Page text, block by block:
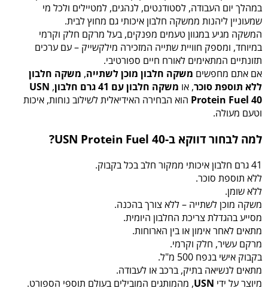
במהלך יום העבודה, לסטודנטים, לנהגים, למטיילים ולכל מי
שמעוניין ליהנות ממשקה חלבון איכותי גם מחוץ לבית.
המשקה מגיע במגוון טעמים מפנקים, בעל מרקם חלק וקרמי
במיוחד, ומספק חוויית שתייה המזכירה מילקשייק – עם ערכים
תזונתיים המתאימים לאורח חיים ספורטיבי.
אם אתם מחפשים משקה חלבון מוכן לשתייה, משקה חלבון
ללא תוספת סוכר, או משקה חלבון עם 41 גרם חלבון ,
USN
Protein Fuel 40 הוא הבחירה האידיאלית לשילוב נוחות, איכות
וטעם מעולה.
למה לבחור דווקא ב-USN Protein Fuel 40?
41 גרם חלבון איכותי ממקור חלב בכל בקבוק.
ללא תוספת סוכר.
ללא שומן.
משקה מוכן לשתייה – ללא צורך בהכנה.
מסייע בהגדלת צריכת החלבון היומית.
מתאים לאחר אימון או בין הארוחות.
מרקם עשיר, חלק וקרמי.
בקבוק אישי בנפח 500 מ"ל.
מתאים לנשיאה בתיק, ברכב או לעבודה.
מיוצר על ידי USN, מהמותגים המובילים בעולם תוספי הספורט.